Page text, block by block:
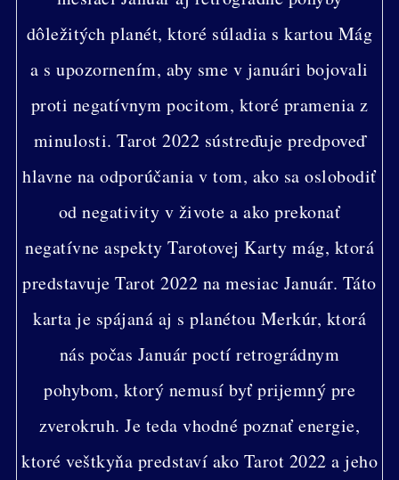
dôležitých planét, ktoré súladia s kartou Mág
a s upozornením, aby sme v januári bojovali
proti negatívnym pocitom, ktoré pramenia z
minulosti. Tarot 2022 sústreďuje predpoveď
hlavne na odporúčania v tom, ako sa oslobodiť
od negativity v živote a ako prekonať
negatívne aspekty Tarotovej Karty mág, ktorá
predstavuje Tarot 2022 na mesiac Január. Táto
karta je spájaná aj s planétou Merkúr, ktorá
nás počas Január poctí retrográdnym
pohybom, ktorý nemusí byť prijemný pre
zverokruh. Je teda vhodné poznať energie,
ktoré veštkyňa predstaví ako Tarot 2022 a jeho